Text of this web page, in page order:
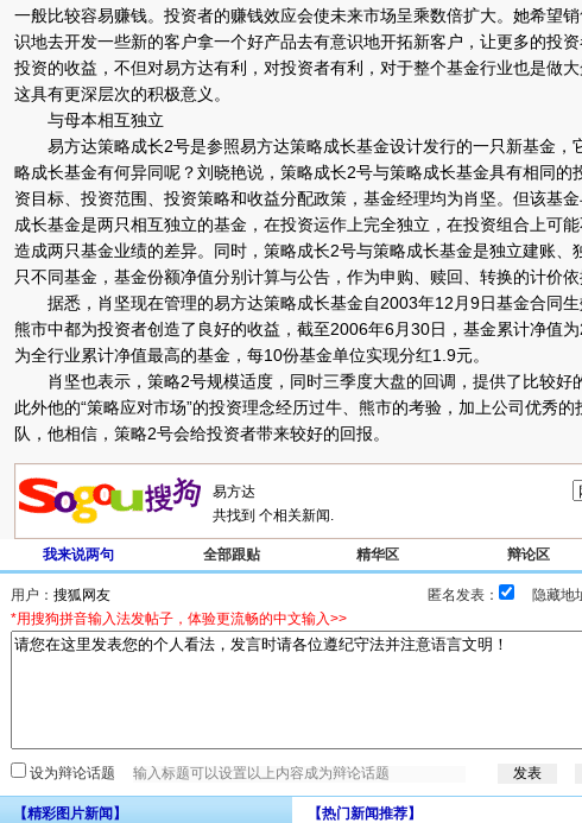
一般比较容易赚钱。投资者的赚钱效应会使未来市场呈乘数倍扩大。她希望
识地去开发一些新的客户拿一个好产品去有意识地开拓新客户，让更多的投
投资的收益，不但对易方达有利，对投资者有利，对于整个基金行业也是做大
这具有更深层次的积极意义。
与母本相互独立
易方达策略成长2号是参照易方达策略成长基金设计发行的一只新基金，
略成长基金有何异同呢？刘晓艳说，策略成长2号与策略成长基金具有相同的
资目标、投资范围、投资策略和收益分配政策，基金经理均为肖坚。但该基
成长基金是两只相互独立的基金，在投资运作上完全独立，在投资组合上可
造成两只基金业绩的差异。同时，策略成长2号与策略成长基金是独立建账、
只不同基金，基金份额净值分别计算与公告，作为申购、赎回、转换的计价依
据悉，肖坚现在管理的易方达策略成长基金自2003年12月9日基金合同生
熊市中都为投资者创造了良好的收益，截至2006年6月30日，基金累计净值
为全行业累计净值最高的基金，每10份基金单位实现分红1.9元。
肖坚也表示，策略2号规模适度，同时三季度大盘的回调，提供了比较好
此外他的“策略应对市场”的投资理念经历过牛、熊市的考验，加上公司优秀的
队，他相信，策略2号会给投资者带来较好的回报。
共找到 个相关新闻.
我来说两句 全部跟贴 精华区 辩论区
用户： 匿名发表：
隐藏地
*用搜狗拼音输入法发帖子，体验更流畅的中文输入>>
设为辩论话题
【精彩图片新闻】 【热门新闻推荐】